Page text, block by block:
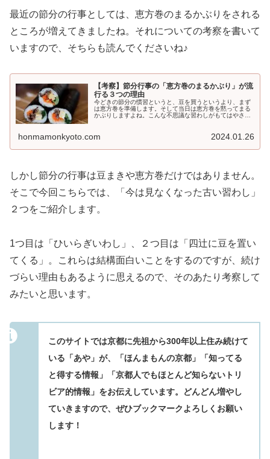
最近の節分の行事としては、恵方巻のまるかぶりをされる
ところが増えてきましたね。それについての考察を書いて
いますので、そちらも読んでくださいね♪
【考察】節分行事の「恵方巻のまるかぶり」が流
行る３つの理由
今どきの節分の慣習というと、豆を買うというより、まず
は恵方巻を準備します。そして当日は恵方巻を黙ってまる
かぶりしますよね。こんな不思議な習わしがもてはやされ
honmamonkyoto.com 2024.01.26
しかし節分の行事は豆まきや恵方巻だけではありません。
そこで今回こちらでは、「今は見なくなった古い習わし」
２つをご紹介します。
1つ目は「ひいらぎいわし」、２つ目は「四辻に豆を置い
てくる」。これらは結構面白いことをするのですが、続け
づらい理由もあるように思えるので、そのあたり考察して
みたいと思います。
このサイトでは京都に先祖から300年以上住み続けて
いる「あや」が、「ほんまもんの京都」「知ってる
と得する情報」「京都人でもほとんど知らないトリ
ビア的情報」をお伝えしています。どんどん増やし
ていきますので、ぜひブックマークよろしくお願い
します！